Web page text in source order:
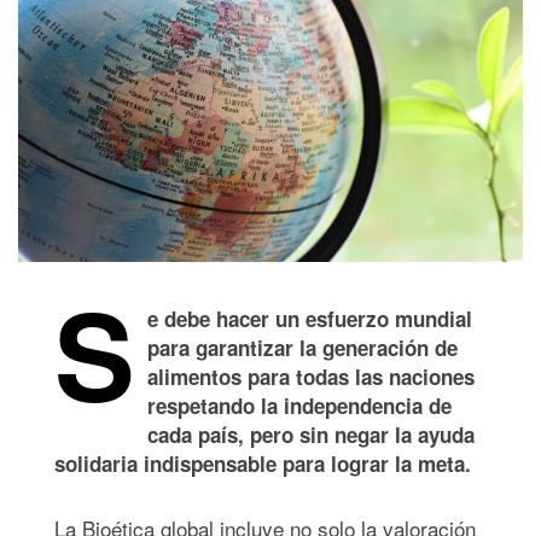
S e debe hacer un esfuerzo mundial
para garantizar la generación de
alimentos para todas las naciones
respetando la independencia de
cada país, pero sin negar la ayuda
solidaria indispensable para lograr la meta.
La Bioética global incluye no solo la valoración